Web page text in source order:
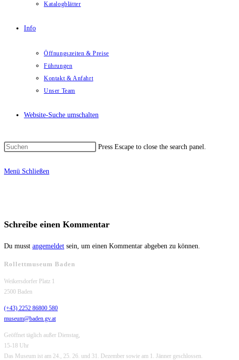
Katalogblätter
Info
Öffnungszeiten & Preise
Führungen
Kontakt & Anfahrt
Unser Team
Website-Suche umschalten
Press Escape to close the search panel.
Menü Schließen
Schreibe einen Kommentar
Du musst angemeldet sein, um einen Kommentar abgeben zu können.
Rollettmuseum Baden
Weikersdorfer Platz 1
2500 Baden
(+43) 2252 86800 580
museum@baden.gv.at
Geöffnet täglich außer Dienstag,
15-18 Uhr
Das Museum ist am 24., 25. 26. und 31. Dezember sowie am 1. Jänner geschlossen.